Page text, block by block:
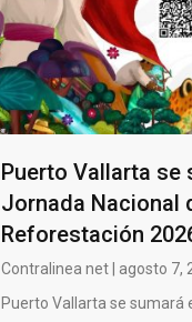
Puerto Vallarta se
Jornada Nacional
Reforestación
Contralinea net | agosto 7,
Puerto Vallarta se sumará